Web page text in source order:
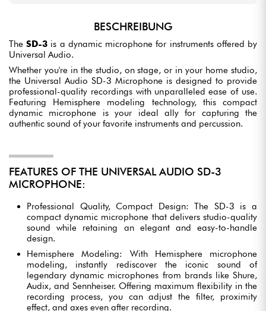
BESCHREIBUNG
TheSD-3 is a dynamic microphone for instruments offered by
Universal Audio.
Whether you're in the studio, on stage, or in your home studio,
the Universal Audio SD-3 Microphone is designed to provide
professional-quality recordings with unparalleled ease of use.
Featuring Hemisphere modeling technology, this compact
dynamic microphone is your ideal ally for capturing the
authentic sound of your favorite instruments and percussion.
FEATURES OF THE UNIVERSAL AUDIO SD-3
MICROPHONE:
Professional Quality, Compact Design: The SD-3 is a
compact dynamic microphone that delivers studio-quality
sound while retaining an elegant and easy-to-handle
design.
Hemisphere Modeling: With Hemisphere microphone
modeling, instantly rediscover the iconic sound of
legendary dynamic microphones from brands like Shure,
Audix, and Sennheiser. Offering maximum flexibility in the
recording process, you can adjust the filter, proximity
effect, and axes even after recording.